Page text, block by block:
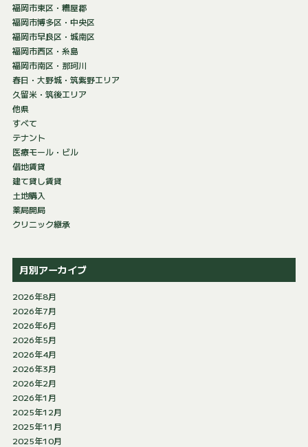
福岡市東区・糟屋郡
福岡市博多区・中央区
福岡市早良区・城南区
福岡市西区・糸島
福岡市南区・那珂川
春日・大野城・筑紫野エリア
久留米・筑後エリア
他県
すべて
テナント
医療モール・ビル
借地賃貸
建て貸し賃貸
土地購入
薬局開局
クリニック継承
月別アーカイブ
2026年8月
2026年7月
2026年6月
2026年5月
2026年4月
2026年3月
2026年2月
2026年1月
2025年12月
2025年11月
2025年10月